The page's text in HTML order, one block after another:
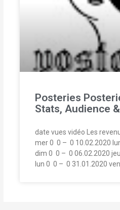
Posteries
Stats, Audience
date vues vidéo Les
mer 0  0 –  0 10.02.2020
dim 0  0 –  0 06.02.2020
lun 0  0 –  0 31.01.2020